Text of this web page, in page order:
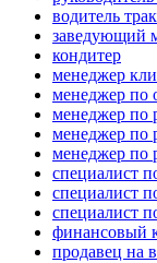
водитель
заведующий
кондитер
менеджер
менеджер по
менеджер по
менеджер по
менеджер по
специалист
специалист
специалист
финансовый
продавец на